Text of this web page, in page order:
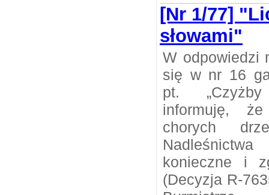
[Nr 1/77]
słowami"
W odpowiedzi
się w nr 16
pt.
informuję,
chorych
konieczne i
(Decyzja R-